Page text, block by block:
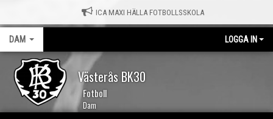
ICA MAXI HÄLLA FOTBOLLSSKOLA
DAM LOGGA IN
Västerås BK30
Fotboll
Dam